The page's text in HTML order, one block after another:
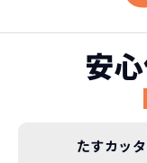
安
たすカッ